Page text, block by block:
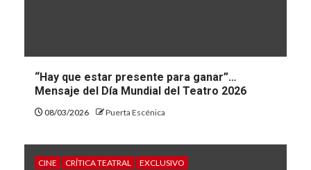
“Hay que estar presente para ganar”…
Mensaje del Día Mundial del Teatro 2026
08/03/2026 Puerta Escénica
CINE CRÍTICA TEATRAL
EXCLUSIVO